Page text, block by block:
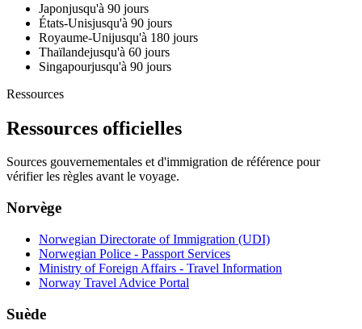
Japonjusqu'à 90 jours
États-Unisjusqu'à 90 jours
Royaume-Unijusqu'à 180 jours
Thaïlandejusqu'à 60 jours
Singapourjusqu'à 90 jours
Ressources
Ressources officielles
Sources gouvernementales et d'immigration de référence pour
vérifier les règles avant le voyage.
Norvège
Norwegian Directorate of Immigration (UDI)
Norwegian Police - Passport Services
Ministry of Foreign Affairs - Travel Information
Norway Travel Advice Portal
Suède